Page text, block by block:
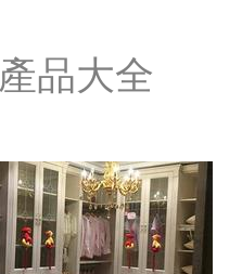
產品大全